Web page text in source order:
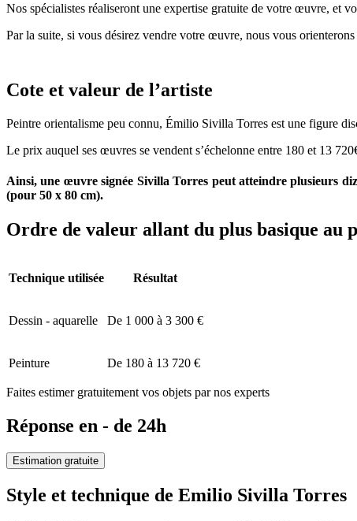
Nos spécialistes réaliseront une expertise gratuite de votre œuvre, et
Par la suite, si vous désirez vendre votre œuvre, nous vous
Cote et valeur de l’artiste
Peintre orientalisme peu connu, Émilio Sivilla Torres est une figure
Le prix auquel ses œuvres se vendent s’échelonne entre 180 et 13
Ainsi, une œuvre signée Sivilla Torres peut atteindre plusieurs
(pour 50 x 80 cm).
Ordre de valeur allant du plus basique au
Technique utilisée Résultat
Dessin - aquarelle De 1 000 à 3 300 €
Peinture De 180 à 13 720 €
Faites estimer gratuitement vos objets par nos experts
Réponse en - de 24h
Estimation gratuite
Style et technique de Emilio Sivilla Torres